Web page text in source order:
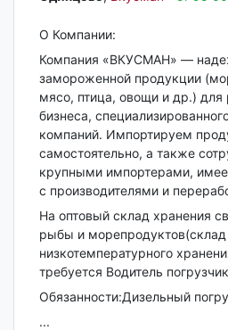
О Компании:
Компания «ВКУСМАН» —
замороженной продукции
мясо, птица, овощи и др.) для
бизнеса,
компаний. Импортируем
самостоятельно, а также
крупными импортерами,
с производителями и
На оптовый склад хранения
рыбы и морепродуктов(склад
низкотемпературного
требуется Водитель
Обязанности:Дизельный
...